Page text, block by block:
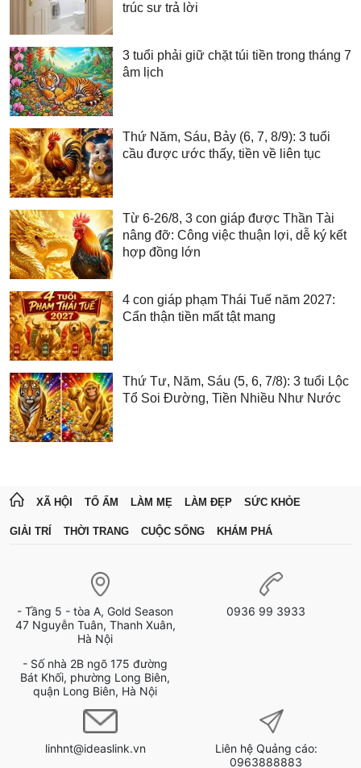
trúc sư trả lời
3 tuổi phải giữ chặt túi tiền trong tháng 7
âm lịch
Thứ Năm, Sáu, Bảy (6, 7, 8/9): 3 tuổi
cầu được ước thấy, tiền về liên tục
Từ 6-26/8, 3 con giáp được Thần Tài
nâng đỡ: Công việc thuận lợi, dễ ký kết
hợp đồng lớn
4 con giáp phạm Thái Tuế năm 2027:
Cẩn thận tiền mất tật mang
Thứ Tư, Năm, Sáu (5, 6, 7/8): 3 tuổi Lộc
Tổ Soi Đường, Tiền Nhiều Như Nước
XÃ HỘI TỔ ẤM LÀM MẸ LÀM ĐẸP SỨC KHỎE
GIẢI TRÍ THỜI TRANG CUỘC SỐNG KHÁM PHÁ
- Tầng 5 - tòa A, Gold Season
47 Nguyễn Tuân, Thanh Xuân,
Hà Nội
- Số nhà 2B ngõ 175 đường
Bát Khối, phường Long Biên,
quận Long Biên, Hà Nội
0936 99 3933
linhnt@ideaslink.vn
Liên hệ Quảng cáo:
0963888883